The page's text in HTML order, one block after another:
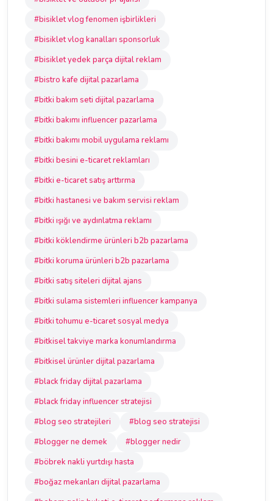
#bisiklet vlog fenomen işbirlikleri
#bisiklet vlog kanalları sponsorluk
#bisiklet yedek parça dijital reklam
#bistro kafe dijital pazarlama
#bitki bakım seti dijital pazarlama
#bitki bakımı influencer pazarlama
#bitki bakımı mobil uygulama reklamı
#bitki besini e-ticaret reklamları
#bitki e-ticaret satış arttırma
#bitki hastanesi ve bakım servisi reklam
#bitki ışığı ve aydınlatma reklamı
#bitki köklendirme ürünleri b2b pazarlama
#bitki koruma ürünleri b2b pazarlama
#bitki satış siteleri dijital ajans
#bitki sulama sistemleri influencer kampanya
#bitki tohumu e-ticaret sosyal medya
#bitkisel takviye marka konumlandırma
#bitkisel ürünler dijital pazarlama
#black friday dijital pazarlama
#black friday influencer stratejisi
#blog seo stratejileri
#blog seo stratejisi
#blogger ne demek
#blogger nedir
#böbrek nakli yurtdışı hasta
#boğaz mekanları dijital pazarlama